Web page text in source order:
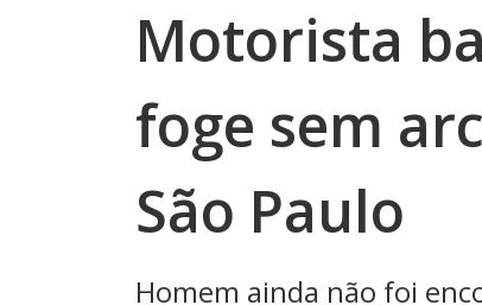
Motorista
foge sem
São Paulo
Homem ainda não foi